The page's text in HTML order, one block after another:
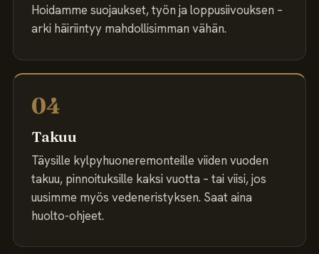
Hoidamme suojaukset, työn ja loppusiivouksen –
arki häiriintyy mahdollisimman vähän.
04
Takuu
Täysille kylpyhuoneremonteille viiden vuoden
takuu, pinnoituksille kaksi vuotta – tai viisi, jos
uusimme myös vedeneristyksen. Saat aina
huolto-ohjeet.